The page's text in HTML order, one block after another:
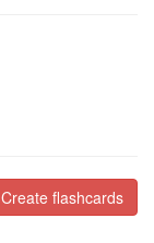
Create flashcards